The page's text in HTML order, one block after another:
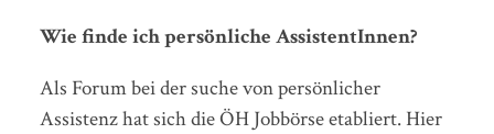
Wie finde ich persönliche AssistentInnen?
Als Forum bei der suche von persönlicher
Assistenz hat sich die ÖH Jobbörse etabliert. Hier